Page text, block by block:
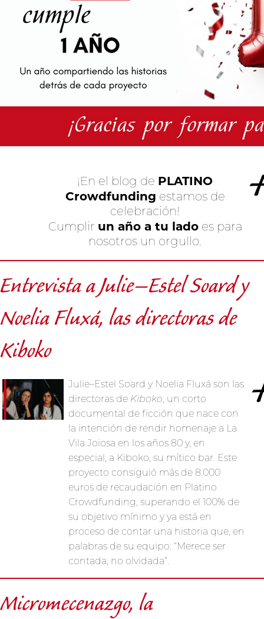
¡En el blog de PLATINO
Crowdfunding estamos de
celebración!
Cumplir un año a tu ladoes para
nosotros un orgullo.
Entrevista a Julie–Estel Soard y
Noelia Fluxá, las directoras de
Kiboko
Julie–Estel Soard y Noelia Fluxá son las
directoras de Kiboko , un corto
documental de ficción que nace con
la intención de rendir homenaje a La
Vila Joiosa en los años 80 y, en
especial, a Kiboko, su mítico bar. Este
proyecto consiguió más de 8.000
euros de recaudación en Platino
Crowdfunding, superando el 100% de
su objetivo mínimo y ya está en
proceso de contar una historia que, en
palabras de su equipo: “Merece ser
contada, no olvidada”.
Micromecenazgo, la